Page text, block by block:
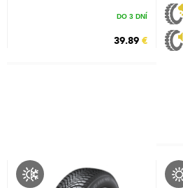
DO 3 DNÍ
39.89 €